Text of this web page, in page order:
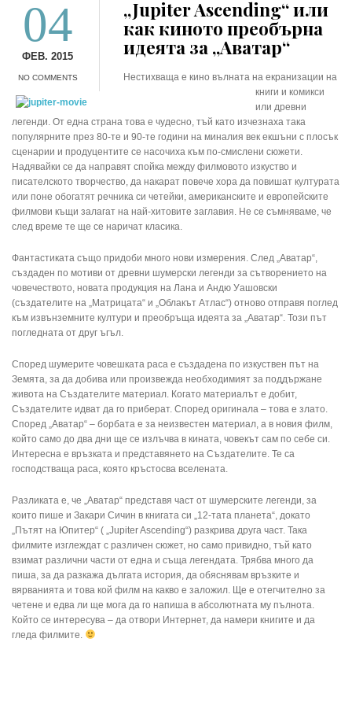
04
ФЕВ. 2015
NO COMMENTS
„Jupiter Ascending“ или
как киното преобърна
идеята за „Аватар“
Нестихваща е кино вълната на екранизации на
книги и комикси
или древни
легенди. От една страна това е чудесно, тъй като изчезнаха така
популярните през 80-те и 90-те години на миналия век екшъни с плосък
сценарии и продуцентите се насочиха към по-смислени сюжети.
Надявайки се да направят спойка между филмовото изкуство и
писателското творчество, да накарат повече хора да повишат културата
или поне обогатят речника си четейки, американските и европейските
филмови къщи залагат на най-хитовите заглавия. Не се съмняваме, че
след време те ще се наричат класика.
Фантастиката също придоби много нови измерения. След „Аватар“,
създаден по мотиви от древни шумерски легенди за сътворението на
човечеството, новата продукция на Лана и Андю Уашовски
(създателите на „Матрицата“ и „Облакът Атлас“) отново отправя поглед
към извънземните култури и преобръща идеята за „Аватар“. Този път
погледната от друг ъгъл.
Според шумерите човешката раса е създадена по изкуствен път на
Земята, за да добива или произвежда необходимият за поддържане
живота на Създателите материал. Когато материалът е добит,
Създателите идват да го приберат. Според оригинала – това е злато.
Според „Аватар“ – борбата е за неизвестен материал, а в новия филм,
който само до два дни ще се излъчва в кината, човекът сам по себе си.
Интересна е връзката и представянето на Създателите. Те са
господстваща раса, която кръстосва вселената.
Разликата е, че „Аватар“ представя част от шумерските легенди, за
които пише и Закари Сичин в книгата си „12-тата планета“, докато
„Пътят на Юпитер“ ( „Jupiter Ascending“) разкрива друга част. Така
филмите изглеждат с различен сюжет, но само привидно, тъй като
взимат различни части от една и съща легендата. Трябва много да
пиша, за да разкажа дългата история, да обяснявам връзките и
вярванията и това кой филм на какво е заложил. Ще е отегчително за
четене и едва ли ще мога да го напиша в абсолютната му пълнота.
Който се интересува – да отвори Интернет, да намери книгите и да
гледа филмите.